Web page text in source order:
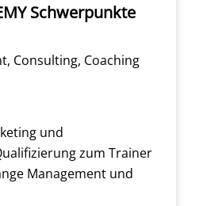
Schwerpunkte
Consulting, Coaching
und
zum Trainer
Management und